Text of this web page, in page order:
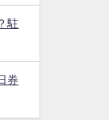
駐
券